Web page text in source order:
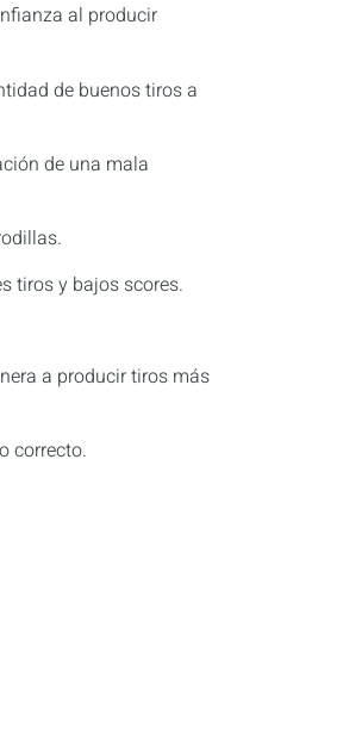
al producir
de buenos tiros a
de una mala
tiros y bajos scores.
a producir tiros más
correcto.